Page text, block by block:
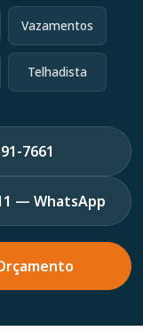
Vazamentos
Telhadista
7661
— WhatsApp
uma